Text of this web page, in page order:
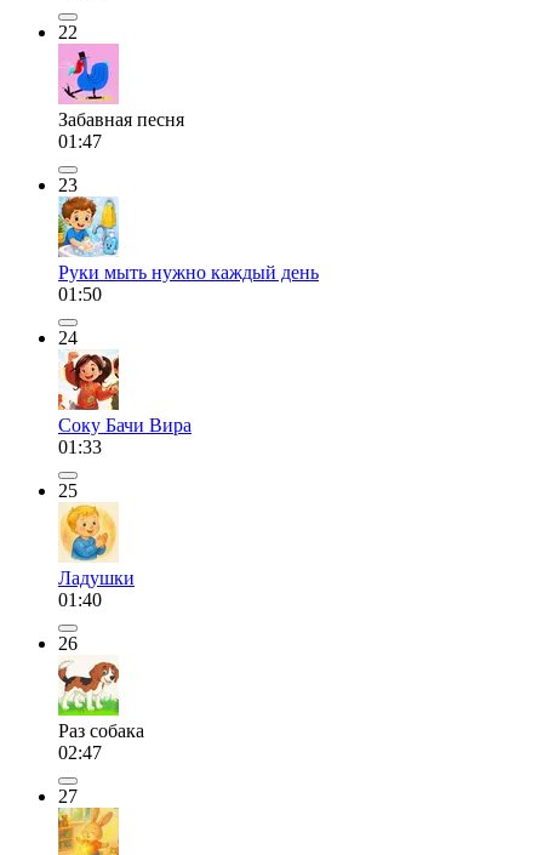
22
Забавная песня
01:47
23
Руки мыть нужно каждый день
01:50
24
Соку Бачи Вира
01:33
25
Ладушки
01:40
26
Раз собака
02:47
27